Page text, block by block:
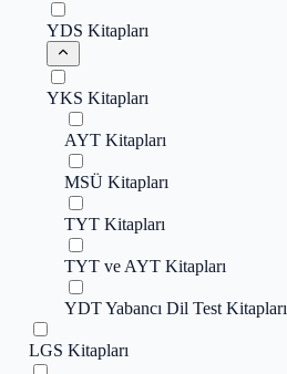
YDS Kitapları
YKS Kitapları
AYT Kitapları
MSÜ Kitapları
TYT Kitapları
TYT ve AYT Kitapları
YDT Yabancı Dil Test Kitapları
LGS Kitapları